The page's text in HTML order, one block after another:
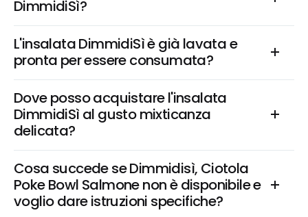
DimmidiSì?
L'insalata DimmidiSì è già lavata e
pronta per essere consumata?
Dove posso acquistare l'insalata
DimmidiSì al gusto mixticanza
delicata?
Cosa succede se Dimmidisì, Ciotola
Poke Bowl Salmone non è disponibile e
voglio dare istruzioni specifiche?